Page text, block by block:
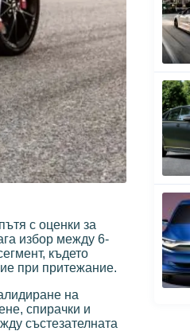
с оценки за
избор между 6-
където
при притежание.
на
спирачки и
състезателната